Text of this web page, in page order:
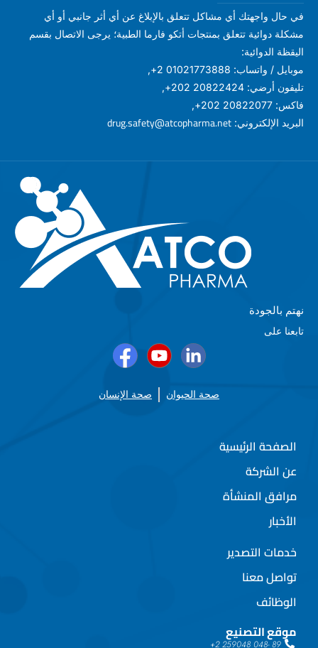
في حال واجهتك أي مشاكل تتعلق بالإبلاغ عن أي أثر جانبي أو أي
مشكلة دوائية تتعلق بمنتجات أتكو فارما الطبية؛ يرجى الاتصال بقسم
اليقظة الدوائية:
موبايل / واتساب: 01021773888 2+,
تليفون أرضي: 20822424 202+,
فاكس: 20822077 202+,
البريد الإلكتروني: drug.safety@atcopharma.net
نهتم بالجودة
تابعنا على
صحة الحيوان صحة الإنسان
الصفحة الرئيسية
عن الشركة
مرافق المنشأة
الأخبار
خدمات التصدير
تواصل معنا
الوظائف
موقع التصنيع
89 -048 259048 2+